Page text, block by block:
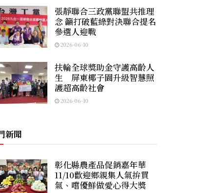
張靜聯合三政黨聯盟共推理
念 籲打破藍綠對決聯合提名
參選人迎戰
2026-06-10
扶輪全球獎助金守護高齡人
生 屏東椰子園升級智慧照
護超高齡社會
2026-06-10
新聞
彰化縣農產品促銷嘉年華
11/10歡迎鄉親集人氣拚買
氣、嚐優鮮做愛心得大獎